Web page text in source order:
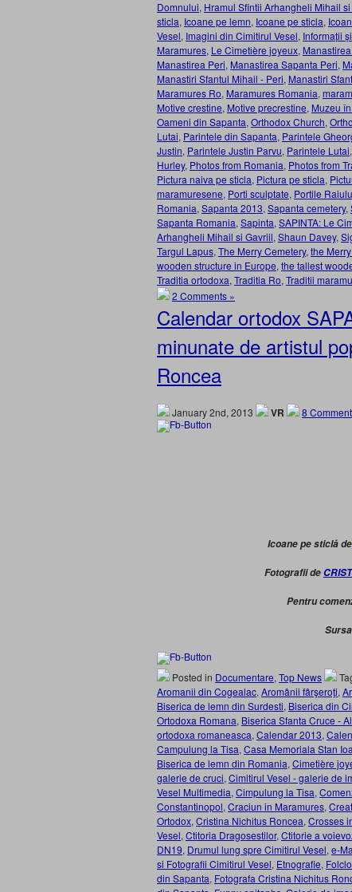
Domnului, Hramul Sfintii Arhangheli Mihail
sticla, Icoane pe lemn, Icoane pe sticla,
Vesel, Imagini din Cimitirul Vesel, Informații
Maramures, Le Cimetière joyeux,
Manastirea Peri, Manastirea Sapanta Peri,
Manastiri Sfantul Mihail - Peri, Manastiri
Maramures Ro, Maramures Romania,
Motive crestine, Motive precrestine, Muzeu
Oameni din Sapanta, Orthodox Church,
Lutai, Parintele din Sapanta, Parintele
Justin, Parintele Justin Parvu, Parintele Lutai,
Hurley, Photos from Romania, Photos from
Pictura naiva pe sticla, Pictura pe sticla,
maramuresene, Porti sculptate, Portile
Romania, Sapanta 2013, Sapanta cemetery,
Sapanta Romania, Sapinta, SAPINTA: Le
Arhangheli Mihail si Gavriil, Shaun Davey,
Targul Lapus, The Merry Cemetery, the
wooden structure in Europe, the tallest
Traditia ortodoxa, Traditia Ro, Traditii
2 Comments »
Calendar ortodox
minunate de artistul
Roncea
January 2nd, 2013 VR 8
Icoane pe sticlă de
Fotografii de
Pentru
Posted in Documentare, Top News
Aromanii din Cogealac, Aromânii fârşeroţi,
Biserica de lemn din Surdesti, Biserica din
Ortodoxa Romana, Biserica Sfanta Cruce -
ortodoxa romaneasca, Calendar 2013,
Campulung la Tisa, Casa Memoriala Stan
Biserica de lemn din Romania, Cimetière
galerie de cruci, Cimitirul Vesel - galerie de
Vesel Multimedia, Cimpulung la Tisa,
Constantinopol, Craciun in Maramures,
Ortodox, Cristina Nichitus Roncea, Crosses
Vesel, Ctitoria Dragosestilor, Ctitorie a
DN19, Drumul lung spre Cimitirul Vesel, e-
si Fotografii Cimitirul Vesel, Etnografie,
din Sapanta, Fotografa Cristina Nichitus